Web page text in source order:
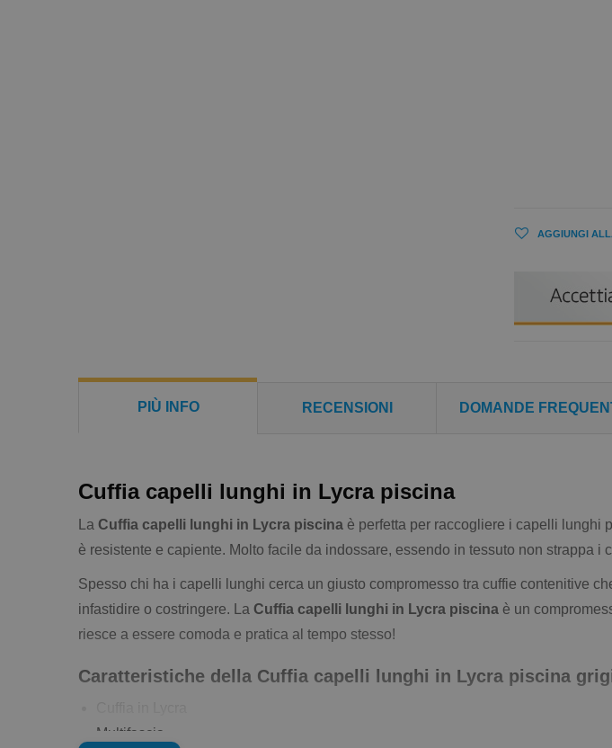
AGGIUNGI
PIÙ INFO RECENSIONI DOMANDE
Cuffia capelli lunghi in Lycra piscina
La Cuffia capelli lunghi in Lycra piscina è perfetta per raccogliere i capelli lunghi
è resistente e capiente. Molto facile da indossare, essendo in tessuto non strappa i
Spesso chi ha i capelli lunghi cerca un giusto compromesso tra cuffie contenitive
infastidire o costringere. La Cuffia capelli lunghi in Lycra piscina è un
riesce a essere comoda e pratica al tempo stesso!
Caratteristiche della Cuffia capelli lunghi in Lycra piscina
Multifascia